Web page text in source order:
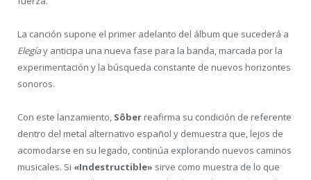
La canción supone el primer adelanto del álbum que sucederá a
Elegíay anticipa una nueva fase para la banda, marcada por la
experimentación y la búsqueda constante de nuevos horizontes
sonoros.
Con este lanzamiento, Sôber reafirma su condición de referente
dentro del metal alternativo español y demuestra que, lejos de
acomodarse en su legado, continúa explorando nuevos caminos
musicales. Si «Indestructible» sirve como muestra de lo que